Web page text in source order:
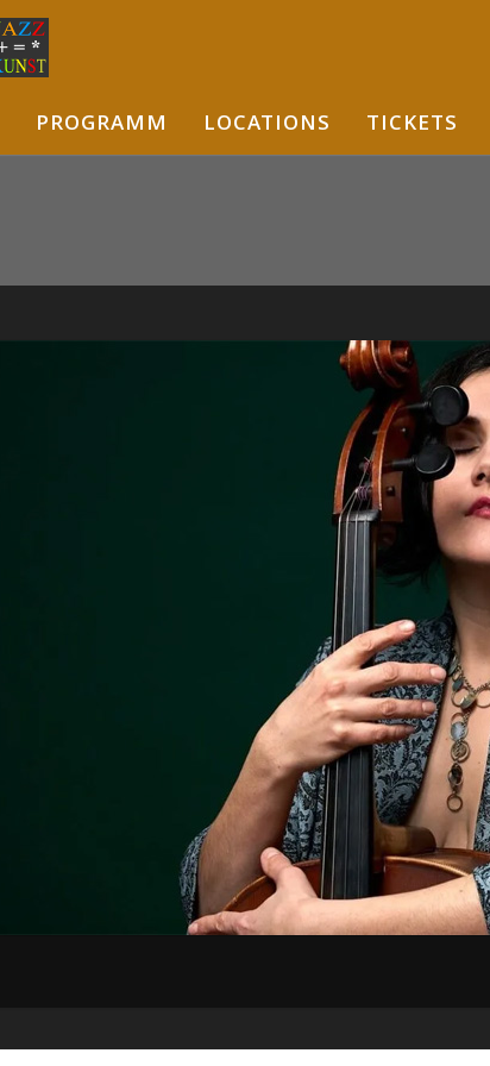
PROGRAMM LOCATIONS TICKETS